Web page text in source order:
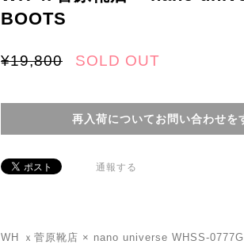
BOOTS
¥19,800 SOLD OUT
再入荷についてお問い合わせを
通報する
WH ｘ菅原靴店 × nano universe WHSS-0777G